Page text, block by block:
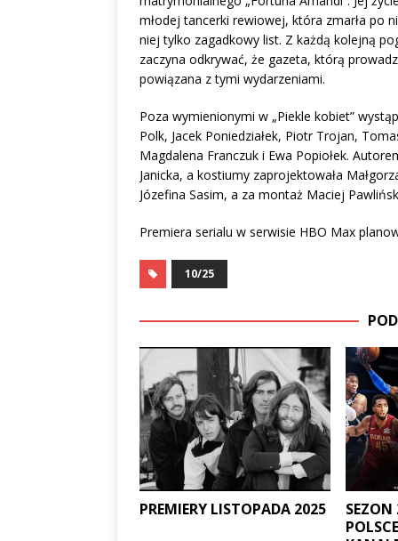
młodej tancerki rewiowej, która zmarła po
niej tylko zagadkowy list. Z każdą kolejną
zaczyna odkrywać, że gazeta, którą
powiązana z tymi wydarzeniami.
Poza wymienionymi w „Piekle kobiet”
Polk, Jacek Poniedziałek, Piotr Trojan,
Magdalena Franczuk i Ewa Popiołek.
Janicka, a kostiumy zaprojektowała
Józefina Sasim, a za montaż Maciej
Premiera serialu w serwisie HBO Max
10/25
PREMIERY LISTOPADA 2025